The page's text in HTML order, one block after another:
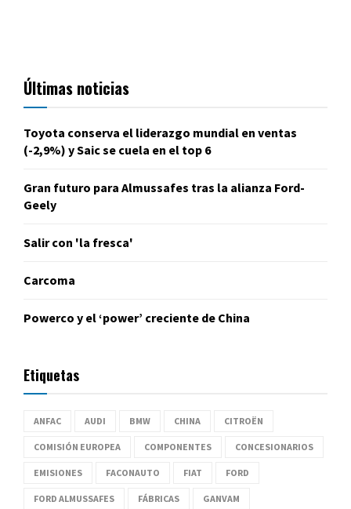
Últimas noticias
Toyota conserva el liderazgo mundial en ventas
(-2,9%) y Saic se cuela en el top 6
Gran futuro para Almussafes tras la alianza Ford-
Geely
Salir con 'la fresca'
Carcoma
Powerco y el ‘power’ creciente de China
Etiquetas
ANFAC AUDI BMW CHINA CITROËN
COMISIÓN EUROPEA COMPONENTES CONCESIONARIOS
EMISIONES FACONAUTO FIAT FORD
FORD ALMUSSAFES FÁBRICAS GANVAM